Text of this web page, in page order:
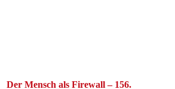
Der Mensch als Firewall – 156.